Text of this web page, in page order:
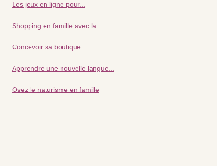
Les jeux en ligne pour...
Shopping en famille avec la...
Concevoir sa boutique...
Apprendre une nouvelle langue...
Osez le naturisme en famille